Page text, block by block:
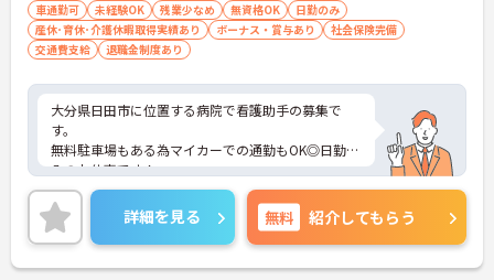
車通勤可 未経験OK 残業少なめ 無資格OK
日勤のみ
産休･育休･介護休暇取得実績あり
ボーナス・賞与あり
社会保険完備
交通費支給
退職金制度あり
大分県日田市に位置する病院で看護助手の募集で
す。
無料駐車場もある為マイカーでの通勤もOK◎日勤の
みのお仕事です！
看護助手のお仕事が初めての人でもチャレンジでき
る職場で、しっかりとしたフォロー体制で、経験に
関わらず安心してスタートできます。また昇給、賞
与があり、さらに各種手当も充実しているのは嬉し
いポイントです◎
詳細を見る 無料 紹介してもらう